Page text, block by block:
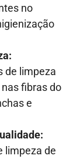
no
de limpeza
fibras do
e
limpeza de